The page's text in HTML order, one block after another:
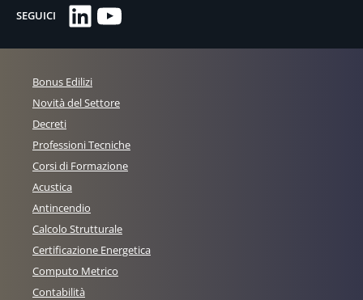
SEGUICI LinkedIn
YouTube
Bonus Edilizi
Novità del Settore
Decreti
Professioni Tecniche
Corsi di Formazione
Acustica
Antincendio
Calcolo Strutturale
Certificazione Energetica
Computo Metrico
Contabilità